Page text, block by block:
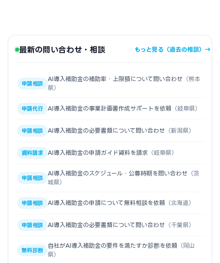
最新の問い合わせ・相談 もっと見る（過去の相談）→
申請相談
AI導入補助金の補助率・上限額について問い合わせ （熊本
県）
申請代行 AI導入補助金の事業計画書作成サポートを依頼 （岐阜県）
申請相談 AI導入補助金の必要書類について問い合わせ （新潟県）
資料請求 AI導入補助金の申請ガイド資料を請求 （岐阜県）
申請相談
AI導入補助金のスケジュール・公募時期を問い合わせ （茨
城県）
申請相談 AI導入補助金の申請について無料相談を依頼 （北海道）
申請相談 AI導入補助金の必要書類について問い合わせ （千葉県）
無料診断
自社がAI導入補助金の要件を満たすか診断を依頼 （岡山
県）